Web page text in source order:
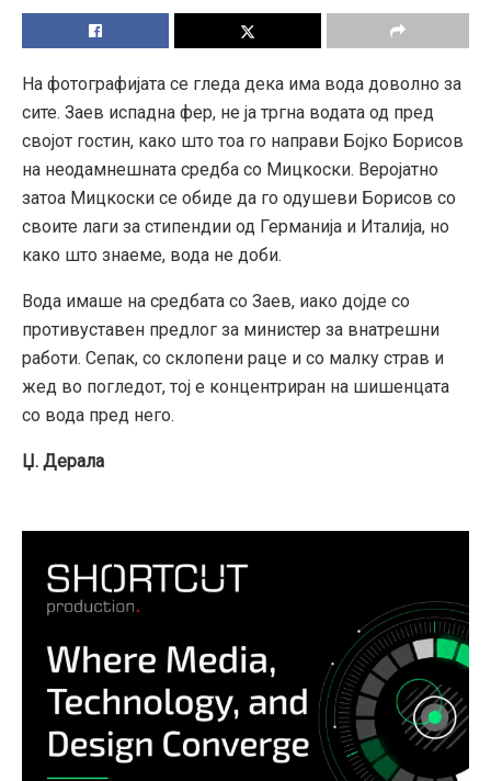
На фотографијата се гледа дека има вода доволно за
сите. Заев испадна фер, не ја тргна водата од пред
својот гостин, како што тоа го направи Бојко Борисов
на неодамнешната средба со Мицкоски. Веројатно
затоа Мицкоски се обиде да го одушеви Борисов со
своите лаги за стипендии од Германија и Италија, но
како што знаеме, вода не доби.
Вода имаше на средбата со Заев, иако дојде со
противуставен предлог за министер за внатрешни
работи. Сепак, со склопени раце и со малку страв и
жед во погледот, тој е концентриран на шишенцата
со вода пред него.
Џ. Дерала